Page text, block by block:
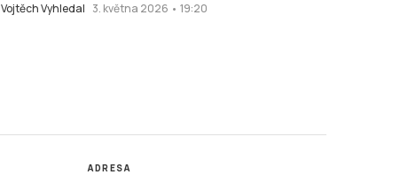
Vojtěch Vyhledal 3. května 2026 • 19:20
ADRESA